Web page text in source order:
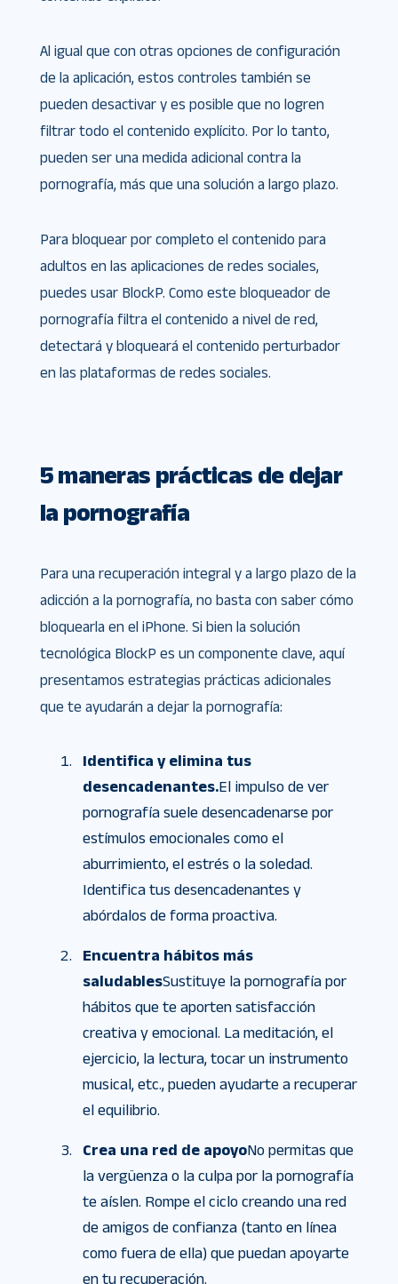
Al igual que con otras opciones de configuración
de la aplicación, estos controles también se
pueden desactivar y es posible que no logren
filtrar todo el contenido explícito. Por lo tanto,
pueden ser una medida adicional contra la
pornografía, más que una solución a largo plazo.
Para bloquear por completo el contenido para
adultos en las aplicaciones de redes sociales,
puedes usar BlockP. Como este bloqueador de
pornografía filtra el contenido a nivel de red,
detectará y bloqueará el contenido perturbador
en las plataformas de redes sociales.
5 maneras prácticas de dejar
la pornografía
Para una recuperación integral y a largo plazo de la
adicción a la pornografía, no basta con saber cómo
bloquearla en el iPhone. Si bien la solución
tecnológica BlockP es un componente clave, aquí
presentamos estrategias prácticas adicionales
que te ayudarán a dejar la pornografía:
Identifica y elimina tus
desencadenantes.El impulso de ver
pornografía suele desencadenarse por
estímulos emocionales como el
aburrimiento, el estrés o la soledad.
Identifica tus desencadenantes y
abórdalos de forma proactiva.
Encuentra hábitos más
saludablesSustituye la pornografía por
hábitos que te aporten satisfacción
creativa y emocional. La meditación, el
ejercicio, la lectura, tocar un instrumento
musical, etc., pueden ayudarte a recuperar
el equilibrio.
Crea una red de apoyoNo permitas que
la vergüenza o la culpa por la pornografía
te aíslen. Rompe el ciclo creando una red
de amigos de confianza (tanto en línea
como fuera de ella) que puedan apoyarte
en tu recuperación.